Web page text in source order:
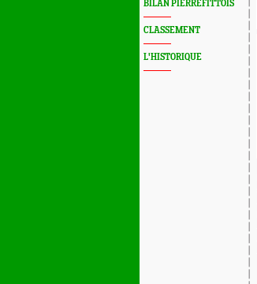
BILAN PIERREFITTOIS
CLASSEMENT
L'HISTORIQUE